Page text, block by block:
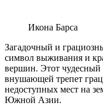
Икона Барса
Загадочный и
символ выживания и
вершин. Этот
внушающей трепет
недоступных мест на
Южной Азии.